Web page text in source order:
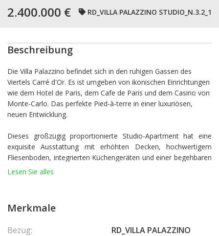
2.400.000 € RD_VILLA PALAZZINO STUDIO_N.3.2_1
Beschreibung
Die Villa Palazzino befindet sich in den ruhigen Gassen des
Viertels Carré d'Or. Es ist umgeben von ikonischen Einrichtungen
wie dem Hotel de Paris, dem Cafe de Paris und dem Casino von
Monte-Carlo. Das perfekte Pied-à-terre in einer luxuriösen,
neuen Entwicklung.
Dieses großzügig proportionierte Studio-Apartment hat eine
exquisite Ausstattung mit erhöhten Decken, hochwertigem
Fliesenboden, integrierten Küchengeräten und einer begehbaren
Dusche. Die Wohnung verfügt über eine offene und moderne
Sicherheit..
Lesen Sie alles
Merkmale
Bezug:
RD_VILLA PALAZZINO